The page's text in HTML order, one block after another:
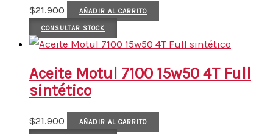
$21.900 AÑADIR AL CARRITO
CONSULTAR STOCK
Aceite Motul 7100 15w50 4T Full
sintético
$21.900 AÑADIR AL CARRITO